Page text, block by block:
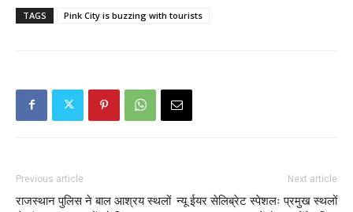
TAGS Pink City is buzzing with tourists
Previous article
राजस्थान पुलिस ने बाल आश्रय स्थलों
Next article
न्यू ईयर सेलिब्रेट स्पेशलः प्रमुख स्थलों